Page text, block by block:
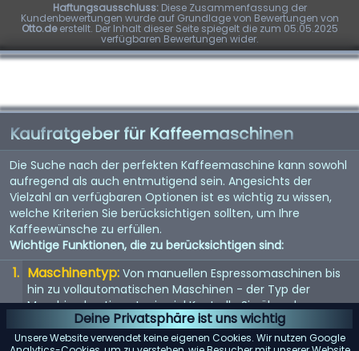
Deine Privatsphäre ist uns wichtig
Unsere Website verwendet keine eigenen Cookies. Wir nutzen Google
Haftungsausschluss:Diese Zusammenfassung der
Kundenbewertungen wurde auf Grundlage von Bewertungen von
Otto.deerstellt. Der Inhalt dieser Seite spiegelt die zum 05.05.2025
verfügbaren Bewertungen wider.
Kaufratgeber für Kaffeemaschinen
Die Suche nach der perfekten Kaffeemaschine kann sowohl
aufregend als auch entmutigend sein. Angesichts der
Vielzahl an verfügbaren Optionen ist es wichtig zu wissen,
welche Kriterien Sie berücksichtigen sollten, um Ihre
Kaffeewünsche zu erfüllen.
Wichtige Funktionen, die zu berücksichtigen sind:
Maschinentyp: Von manuellen Espressomaschinen bis
hin zu vollautomatischen Maschinen - der Typ der
Maschine bestimmt, wie viel Kontrolle Sie über den
Brühvorgang haben.
Qualität der Mühle: Eine eingebaute Mühle kann